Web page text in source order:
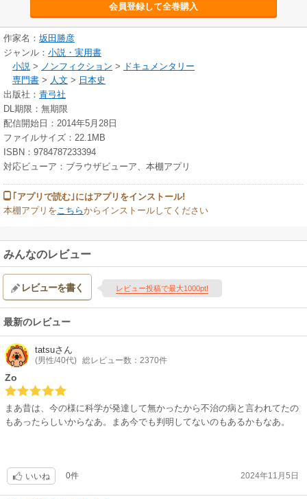
会員登録して全巻購入
作家名： 坂田勝彦
ジャンル： 小説・実用書
小説 > ノンフィクション > ドキュメンタリー
専門書 > 人文 > 日本史
出版社： 青弓社
DL期限：無期限
配信開始日：2014年5月28日
ファイルサイズ：22.1MB
ISBN：9784787233394
対応ビューア：ブラウザビューア、本棚アプリ
｢アプリで読む｣にはアプリをインストール!
本棚アプリを こちらからインストールしてください
みんなのレビュー
レビューを書く レビュー投稿で最大1000pt!
最新のレビュー
tatsuさん
(男性/40代) 総レビュー数：2370件
Zo
まあ昔は、今の様に科学が発達して無かったから不治の病と言われてたの
もあったらしいからなあ。まあ今でも判明してないのもあるかもなあ。
いいね 0件 2024年11月5日